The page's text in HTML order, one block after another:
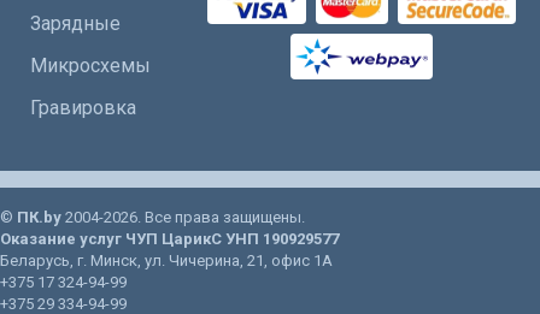
Зарядные
Микросхемы
Гравировка
© ПК.by 2004-2026. Все права защищены.
Оказание услуг ЧУП ЦарикС УНП 190929577
Беларусь, г. Минск, ул. Чичерина, 21 , офис 1А
+375 17 324-94-99
+375 29 334-94-99